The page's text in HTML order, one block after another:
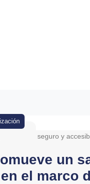
un
el marco